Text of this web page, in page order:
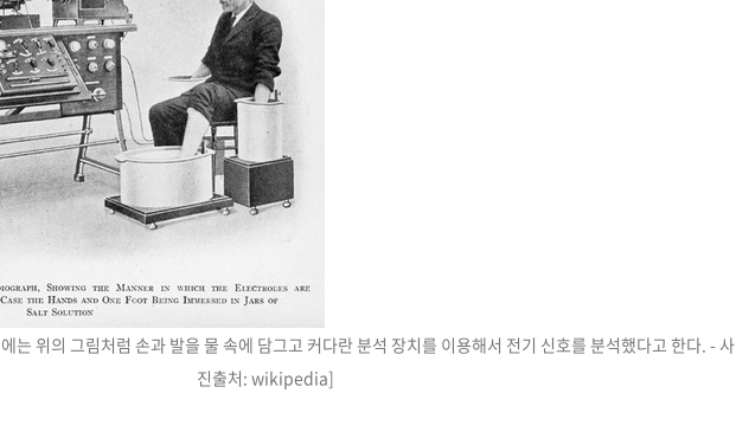
는 위의 그림처럼 손과 발을 물 속에 담그고 커다란 분석 장치를 이용해서 전기 신호를 분석했다고 한다. - 사
진출처: wikipedia]